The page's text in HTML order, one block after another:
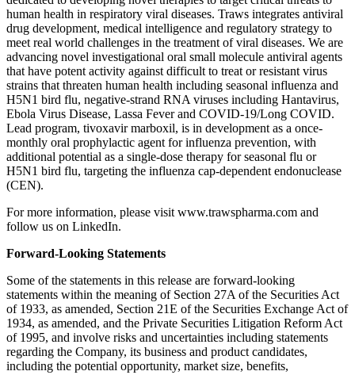
human health in respiratory viral diseases. Traws integrates antiviral
drug development, medical intelligence and regulatory strategy to
meet real world challenges in the treatment of viral diseases. We are
advancing novel investigational oral small molecule antiviral agents
that have potent activity against difficult to treat or resistant virus
strains that threaten human health including seasonal influenza and
H5N1 bird flu, negative-strand RNA viruses including Hantavirus,
Ebola Virus Disease, Lassa Fever and COVID-19/Long COVID.
Lead program, tivoxavir marboxil, is in development as a once-
monthly oral prophylactic agent for influenza prevention, with
additional potential as a single-dose therapy for seasonal flu or
H5N1 bird flu, targeting the influenza cap-dependent endonuclease
(CEN).
For more information, please visit www.trawspharma.com and
follow us on LinkedIn.
Forward-Looking Statements
Some of the statements in this release are forward-looking
statements within the meaning of Section 27A of the Securities Act
of 1933, as amended, Section 21E of the Securities Exchange Act of
1934, as amended, and the Private Securities Litigation Reform Act
of 1995, and involve risks and uncertainties including statements
regarding the Company, its business and product candidates,
including the potential opportunity, market size, benefits,